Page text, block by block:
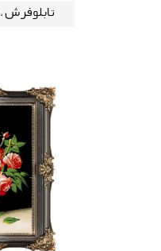
تابلوفرش ، 1200 شانه - 140-2